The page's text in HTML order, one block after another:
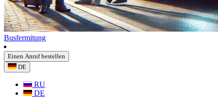
Busfermitung
Einen Anruf bestellen
DE
RU
DE